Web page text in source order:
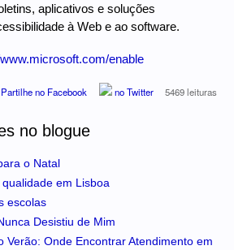
aplicativos e soluções
à Web e ao software.
enable
Partilhe no Facebook no Twitter 5469 leituras
no blogue
o Natal
em Lisboa
escolas
Desistiu de Mim
Verão: Onde Encontrar Atendimento em